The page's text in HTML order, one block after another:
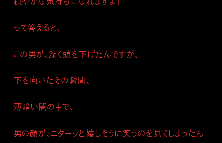
って答えると、
この男が、深く頭を下げたんですが、
下を向いたその瞬間、
薄暗い闇の中で、
男の顔が、ニターッと嬉しそうに笑うのを見てしまったん